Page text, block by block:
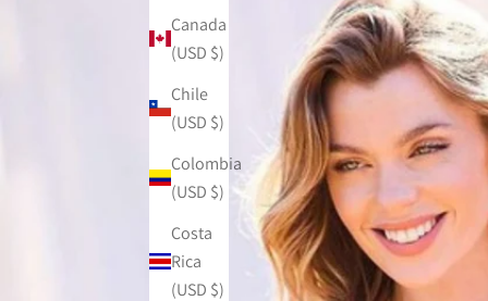
Canada
(USD $)
Chile
(USD $)
Colombia
(USD $)
Costa
Rica
(USD $)